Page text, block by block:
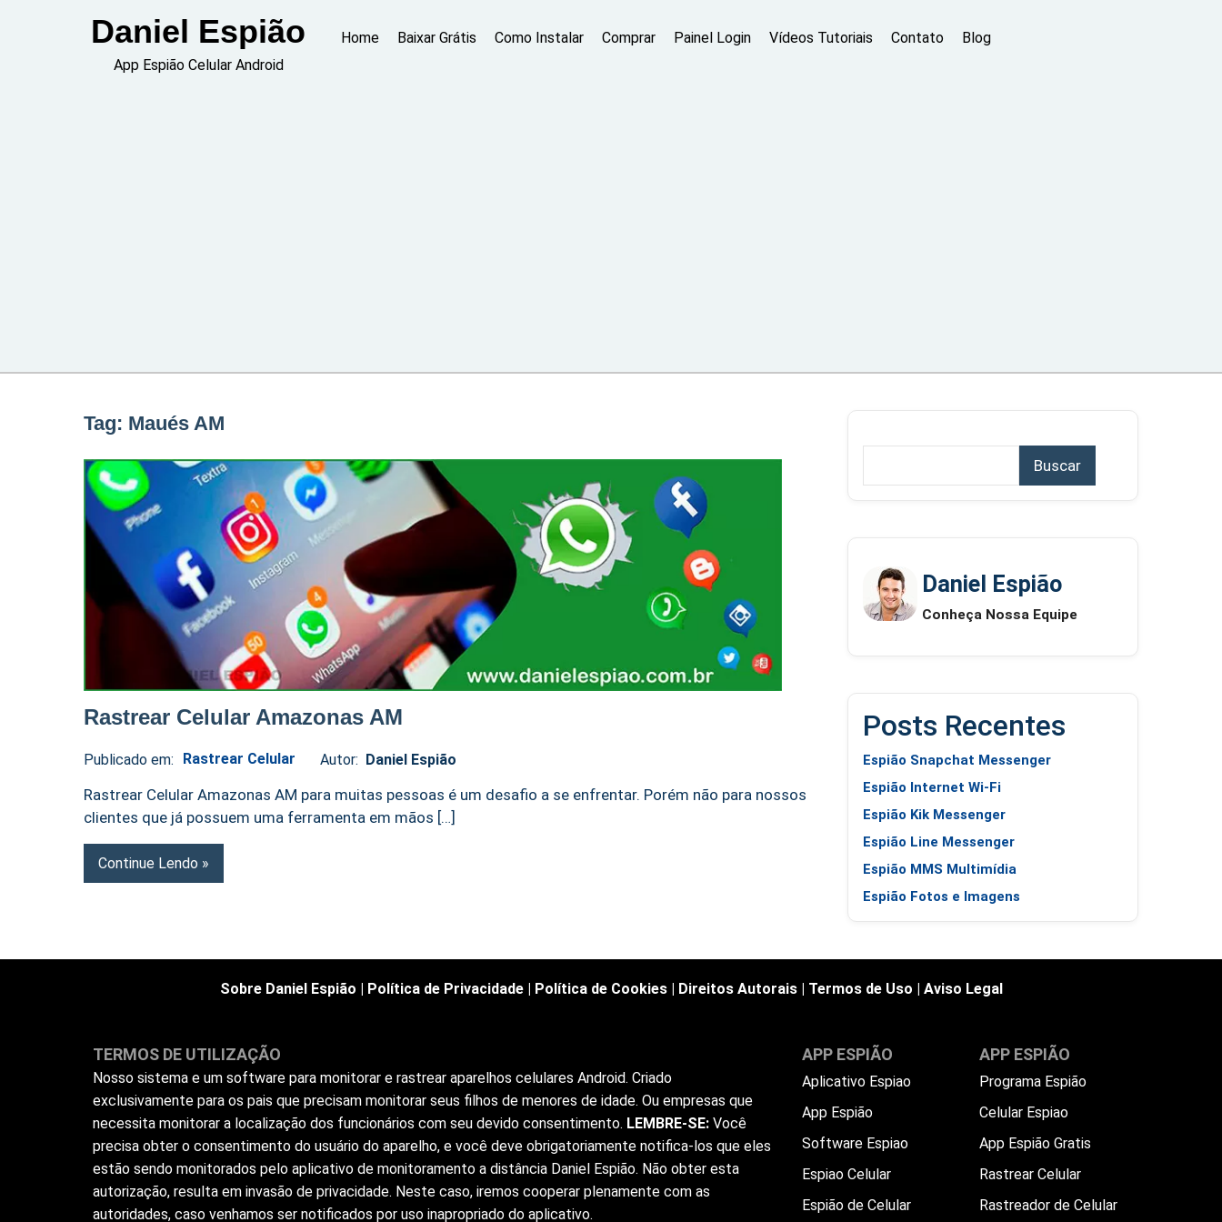
Daniel Espião
App Espião Celular Android
Home Baixar Grátis Como Instalar Comprar Painel Login Vídeos Tutoriais Contato Blog
Tag: Maués AM
Rastrear Celular Amazonas AM
Publicado em: Rastrear Celular Autor: Daniel Espião
Daniel
Espião
No
comments
Rastrear Celular Amazonas AM para muitas pessoas é um desafio a se enfrentar. Porém não para nossos
clientes que já possuem uma ferramenta em mãos […]
Continue Lendo
Daniel Espião
Conheça Nossa Equipe
Posts Recentes
Espião Snapchat Messenger
Espião Internet Wi-Fi
Espião Kik Messenger
Espião Line Messenger
Espião MMS Multimídia
Espião Fotos e Imagens
Sobre Daniel Espião Política de Privacidade| Política de Cookies| Direitos Autorais| Termos de Uso Aviso Legal
TERMOS DE UTILIZAÇÃO
Nosso sistema e um software para monitorar e rastrear aparelhos celulares Android. Criado
exclusivamente para os pais que precisam monitorar seus filhos de menores de idade. Ou empresas que
necessita monitorar a localização dos funcionários com seu devido consentimento. LEMBRE-SE: Você
precisa obter o consentimento do usuário do aparelho, e você deve obrigatoriamente notifica-los que eles
estão sendo monitorados pelo aplicativo de monitoramento a distância Daniel Espião. Não obter esta
autorização, resulta em invasão de privacidade. Neste caso, iremos cooperar plenamente com as
autoridades, caso venhamos ser notificados por uso inapropriado do aplicativo.
APP ESPIÃO
Aplicativo Espiao
App Espião
Software Espiao
Espiao Celular
Espião de Celular
APP ESPIÃO
Programa Espião
Celular Espiao
App Espião Gratis
Rastrear Celular
Rastreador de Celular